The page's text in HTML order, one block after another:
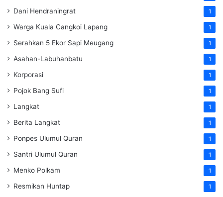
Dani Hendraningrat 1
Warga Kuala Cangkoi Lapang 1
Serahkan 5 Ekor Sapi Meugang 1
Asahan-Labuhanbatu 1
Korporasi 1
Pojok Bang Sufi 1
Langkat 1
Berita Langkat 1
Ponpes Ulumul Quran 1
Santri Ulumul Quran 1
Menko Polkam 1
Resmikan Huntap 1